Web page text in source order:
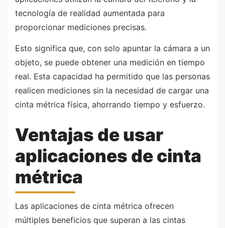
tecnología de realidad aumentada para
proporcionar mediciones precisas.
Esto significa que, con solo apuntar la cámara a un
objeto, se puede obtener una medición en tiempo
real. Esta capacidad ha permitido que las personas
realicen mediciones sin la necesidad de cargar una
cinta métrica física, ahorrando tiempo y esfuerzo.
Ventajas de usar
aplicaciones de cinta
métrica
Las aplicaciones de cinta métrica ofrecen
múltiples beneficios que superan a las cintas